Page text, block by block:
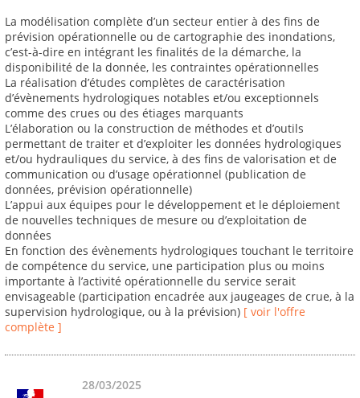
La modélisation complète d’un secteur entier à des fins de
prévision opérationnelle ou de cartographie des inondations,
c’est-à-dire en intégrant les finalités de la démarche, la
disponibilité de la donnée, les contraintes opérationnelles
La réalisation d’études complètes de caractérisation
d’évènements hydrologiques notables et/ou exceptionnels
comme des crues ou des étiages marquants
L’élaboration ou la construction de méthodes et d’outils
permettant de traiter et d’exploiter les données hydrologiques
et/ou hydrauliques du service, à des fins de valorisation et de
communication ou d’usage opérationnel (publication de
données, prévision opérationnelle)
L’appui aux équipes pour le développement et le déploiement
de nouvelles techniques de mesure ou d’exploitation de
données
En fonction des évènements hydrologiques touchant le territoire
de compétence du service, une participation plus ou moins
importante à l’activité opérationnelle du service serait
envisageable (participation encadrée aux jaugeages de crue, à la
supervision hydrologique, ou à la prévision) [ voir l'offre
complète ]
28/03/2025